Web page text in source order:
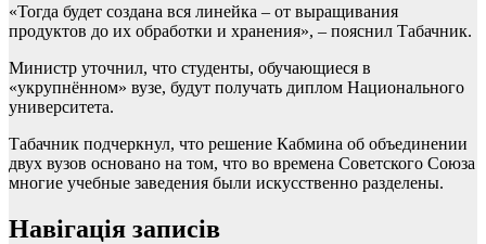
«Тогда будет создана вся линейка – от выращивания
продуктов до их обработки и хранения», – пояснил Табачник.
Министр уточнил, что студенты, обучающиеся в
«укрупнённом» вузе, будут получать диплом Национального
университета.
Табачник подчеркнул, что решение Кабмина об объединении
двух вузов основано на том, что во времена Советского Союза
многие учебные заведения были искусственно разделены.
Навігація записів